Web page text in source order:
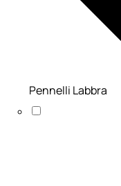
Pennelli Labbra